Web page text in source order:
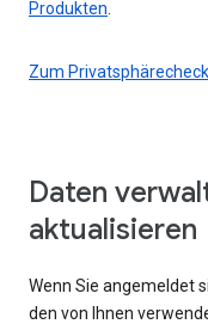
Produkten
Zum Privatsphärecheck
Daten
aktualisieren
Wenn Sie angemeldet
den von Ihnen